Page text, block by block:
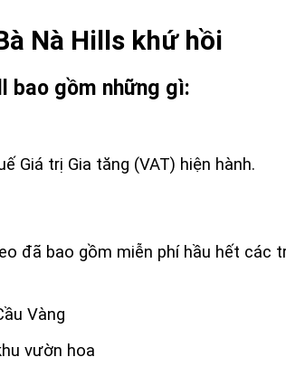
Nà Hills khứ hồi
bao gồm những gì:
Giá trị Gia tăng (VAT) hiện hành.
đã bao gồm miễn phí hầu hết các
Vàng
vườn hoa